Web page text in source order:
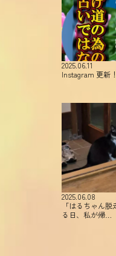
2025.06.11
Instagram 更新！
2025.06.08
「はるちゃん
る日、私が帰…